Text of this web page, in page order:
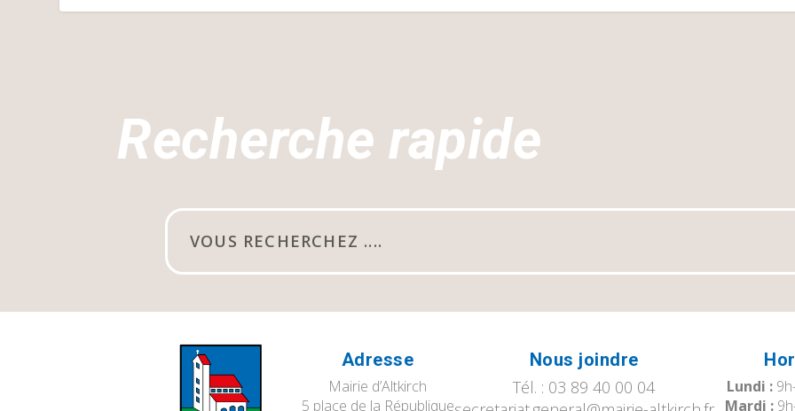
Recherche rapide
Adresse
Mairie d’Altkirch
5 place de la République
Nous joindre
Tél. : 03 89 40 00 04
Lundi :
Mardi :